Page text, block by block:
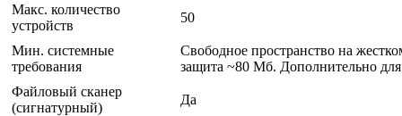
Макс. количество
устройств
50
Мин. системные
требования
Свободное пространство на
защита ~80 Мб. Дополнительно
Файловый сканер
(сигнатурный)
Да